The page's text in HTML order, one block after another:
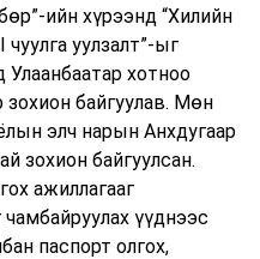
ийн хүрээнд “Хилийн
уулзалт”-ыг
хотноо
байгуулав. Мөн
элч нарын Анхдугаар
зохион байгуулсан.
ажиллагааг
үүднээс
паспорт олгох,